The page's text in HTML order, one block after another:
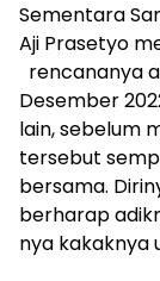
Sementara
Aji Prasetyo
rencananya
Desember
lain, sebelum
tersebut
bersama.
berharap
nya kakaknya